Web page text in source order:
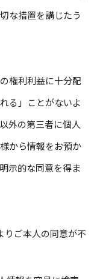
な措置を講じたう
権利利益に十分配
る」ことがないよ
外の第三者に個人
から情報をお預か
示的な同意を得ま
ご本人の同意が不